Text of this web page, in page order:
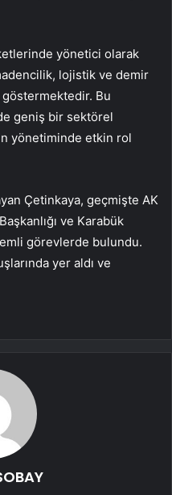
yönetici olarak
lojistik ve demir
Bu
geniş bir sektörel
yönetiminde etkin rol
Çetinkaya, geçmişte AK
ve Karabük
görevlerde bulundu.
yer aldı ve